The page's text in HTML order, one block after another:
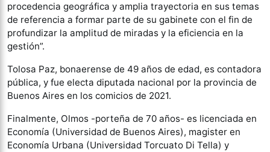
procedencia geográfica y amplia trayectoria en sus temas
de referencia a formar parte de su gabinete con el fin de
profundizar la amplitud de miradas y la eficiencia en la
gestión”.
Tolosa Paz, bonaerense de 49 años de edad, es contadora
pública, y fue electa diputada nacional por la provincia de
Buenos Aires en los comicios de 2021.
Finalmente, Olmos -porteña de 70 años- es licenciada en
Economía (Universidad de Buenos Aires), magister en
Economía Urbana (Universidad Torcuato Di Tella) y